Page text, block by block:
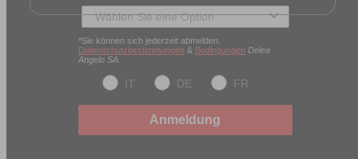
Typ des Kunden
*Sie können sich jederzeit abmelden.
Datenschutzbestimmungen& Bedingungen Delea
Angelo SA.
IT DE FR
Anmeldung